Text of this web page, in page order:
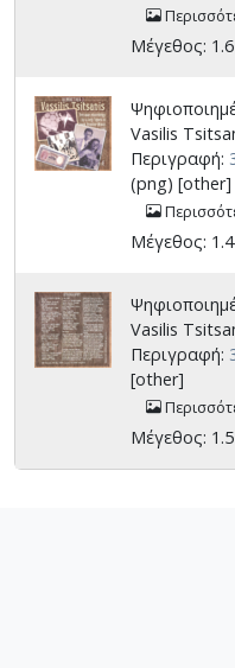
Μέγεθος:
Vasilis
Περιγραφή:
(png) [other]
Μέγεθος:
Vasilis
Περιγραφή:
[other]
Μέγεθος: